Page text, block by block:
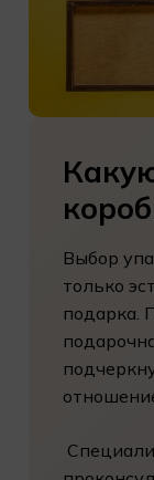
Выбор
только
подарка.